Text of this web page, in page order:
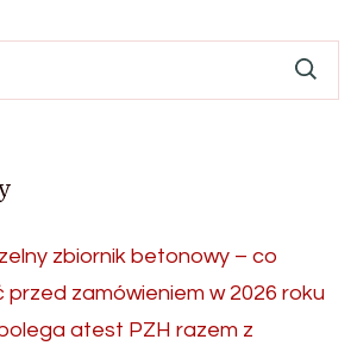
zbiornik betonowy – co
przed zamówieniem w 2026 roku
atest PZH razem z